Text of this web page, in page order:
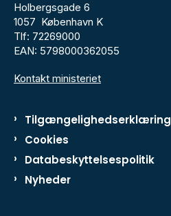
Holbergsgade 6
1057 København K
Tlf: 72269000
EAN: 5798000362055
Kontakt ministeriet
Tilgængelighedserklæring
Cookies
Databeskyttelsespolitik
Nyheder